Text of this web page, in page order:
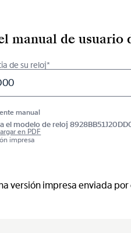
manual de usuario
de su reloj*
manual
el modelo de reloj
en PDF
impresa
versión impresa enviada por